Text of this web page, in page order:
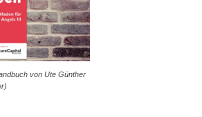
von Ute Günther